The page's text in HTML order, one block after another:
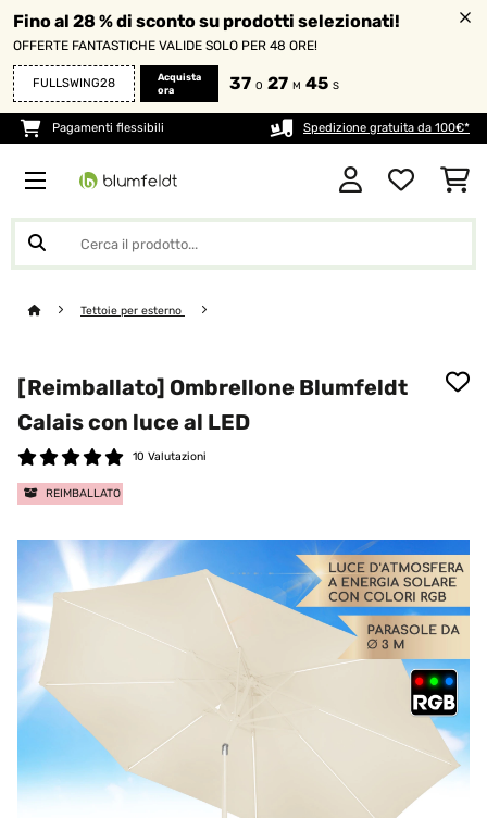
Fino al 28 % di sconto su prodotti selezionati!
OFFERTE FANTASTICHE VALIDE SOLO PER 48 ORE!
FULLSWING28
Acquista
ora
37 O 27 M 44 S
Pagamenti flessibili Spedizione gratuita da 100€*
Tettoie per esterno
[Reimballato] Ombrellone Blumfeldt
Calais con luce al LED
10 Valutazioni
REIMBALLATO